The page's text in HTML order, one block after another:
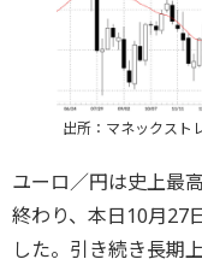
出所：マネックスト
ユーロ／円は史上最
終わり、本日10月27
した。引き続き長期